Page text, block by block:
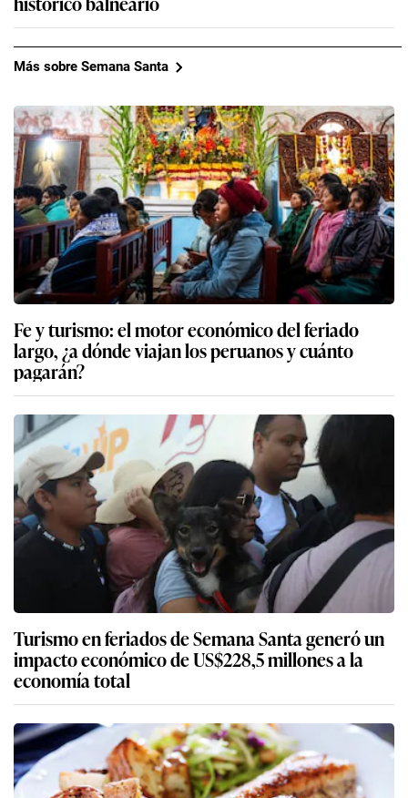
Más sobre Semana Santa
Fe y turismo: el motor económico del feriado
largo, ¿a dónde viajan los peruanos y cuánto
pagarán?
Turismo en feriados de Semana Santa generó un
impacto económico de US$228,5 millones a la
economía total